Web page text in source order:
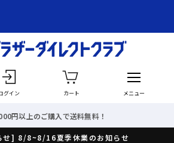
グイン カート メニュー
円以上のご購入で送料無料！
せ] 8/8~8/16夏季休業のお知らせ